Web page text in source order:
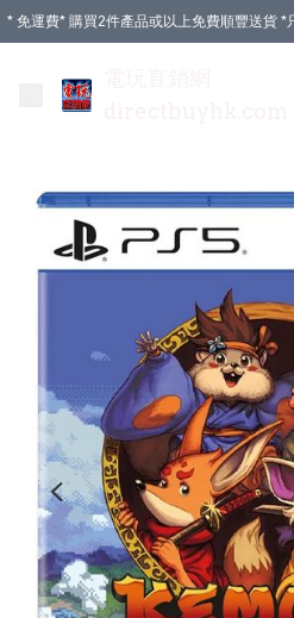
* 免運費* 購買2件產品或以上免費順豐送貨 *